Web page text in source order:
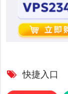
快捷入口